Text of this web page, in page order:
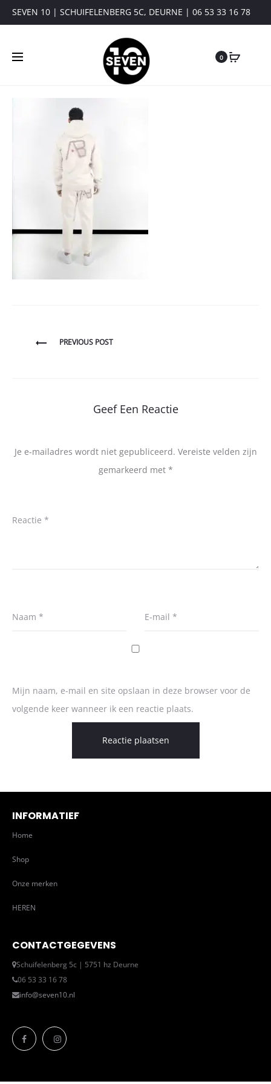
SEVEN 10 | SCHUIFELENBERG 5C, DEURNE | 06 53 33 16 78
0
BerichtPREVIOUS POST
Geef Een Reactie
Je e-mailadres wordt niet gepubliceerd. Vereiste velden zijn
gemarkeerd met *
Reactie *
Naam * E-mail *
Mijn naam, e-mail en site opslaan in deze browser voor de
volgende keer wanneer ik een reactie plaats.
INFORMATIEF
Home
Shop
Onze merken
HEREN
CONTACTGEGEVENS
Schuifelenberg 5c | 5751 hz Deurne
06 53 33 16 78
info@seven10.nl